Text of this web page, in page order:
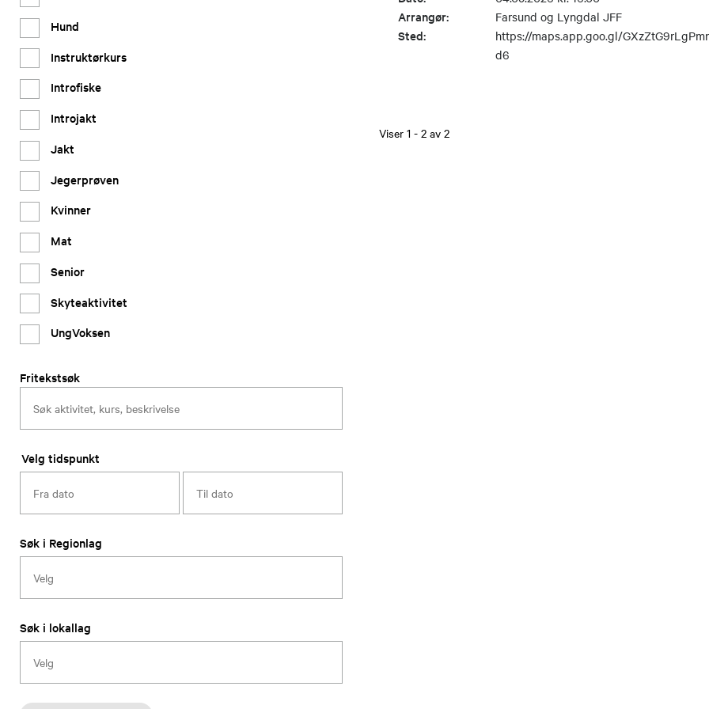
Hund
Instruktørkurs
Introfiske
Introjakt
Jakt
Jegerprøven
Kvinner
Mat
Senior
Skyteaktivitet
UngVoksen
Fritekstsøk
Velg tidspunkt
Søk i Regionlag
Søk i lokallag
Arrangør: Farsund og Lyngdal JFF
Sted:
https://maps.app.goo.gl/
d6
Viser1- 2av2